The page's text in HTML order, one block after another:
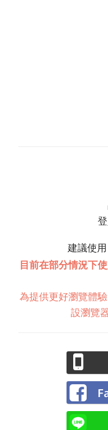
建議使
目前在部分情況下
為提供更好瀏覽體
設瀏覽